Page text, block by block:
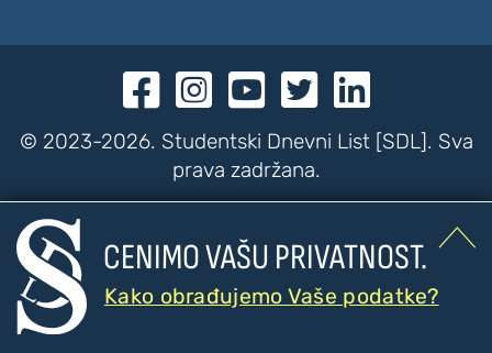
    
© 2023-2026. Studentski Dnevni List [SDL]. Sva
prava zadržana.

CENIMO VAŠU PRIVATNOST.
Kako obrađujemo Vaše podatke?

???PRISTUPAČNOST???